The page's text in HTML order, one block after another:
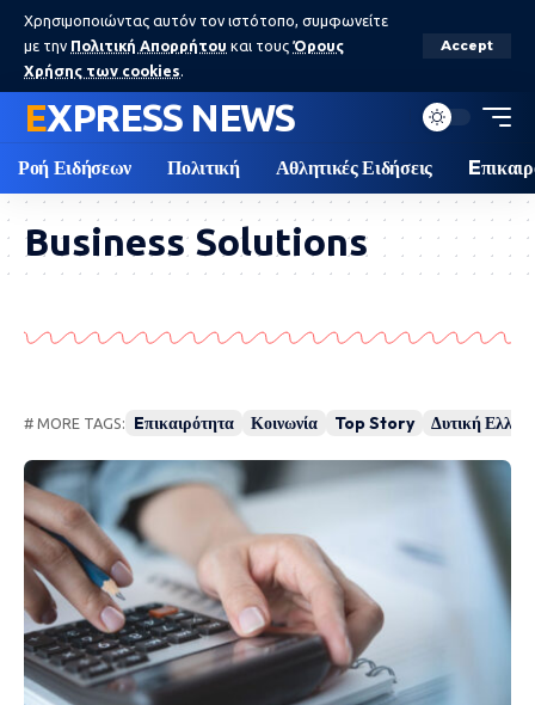
Χρησιμοποιώντας αυτόν τον ιστότοπο, συμφωνείτε
με την Πολιτική Απορρήτου και τους Όρους
Χρήσης των cookies.
Accept
EXPRESS NEWS
Ροή Ειδήσεων Πολιτική Αθλητικές Ειδήσεις
Business Solutions
# MORE TAGS: Eπικαιρότητα Κοινωνία Top Story Δυτική